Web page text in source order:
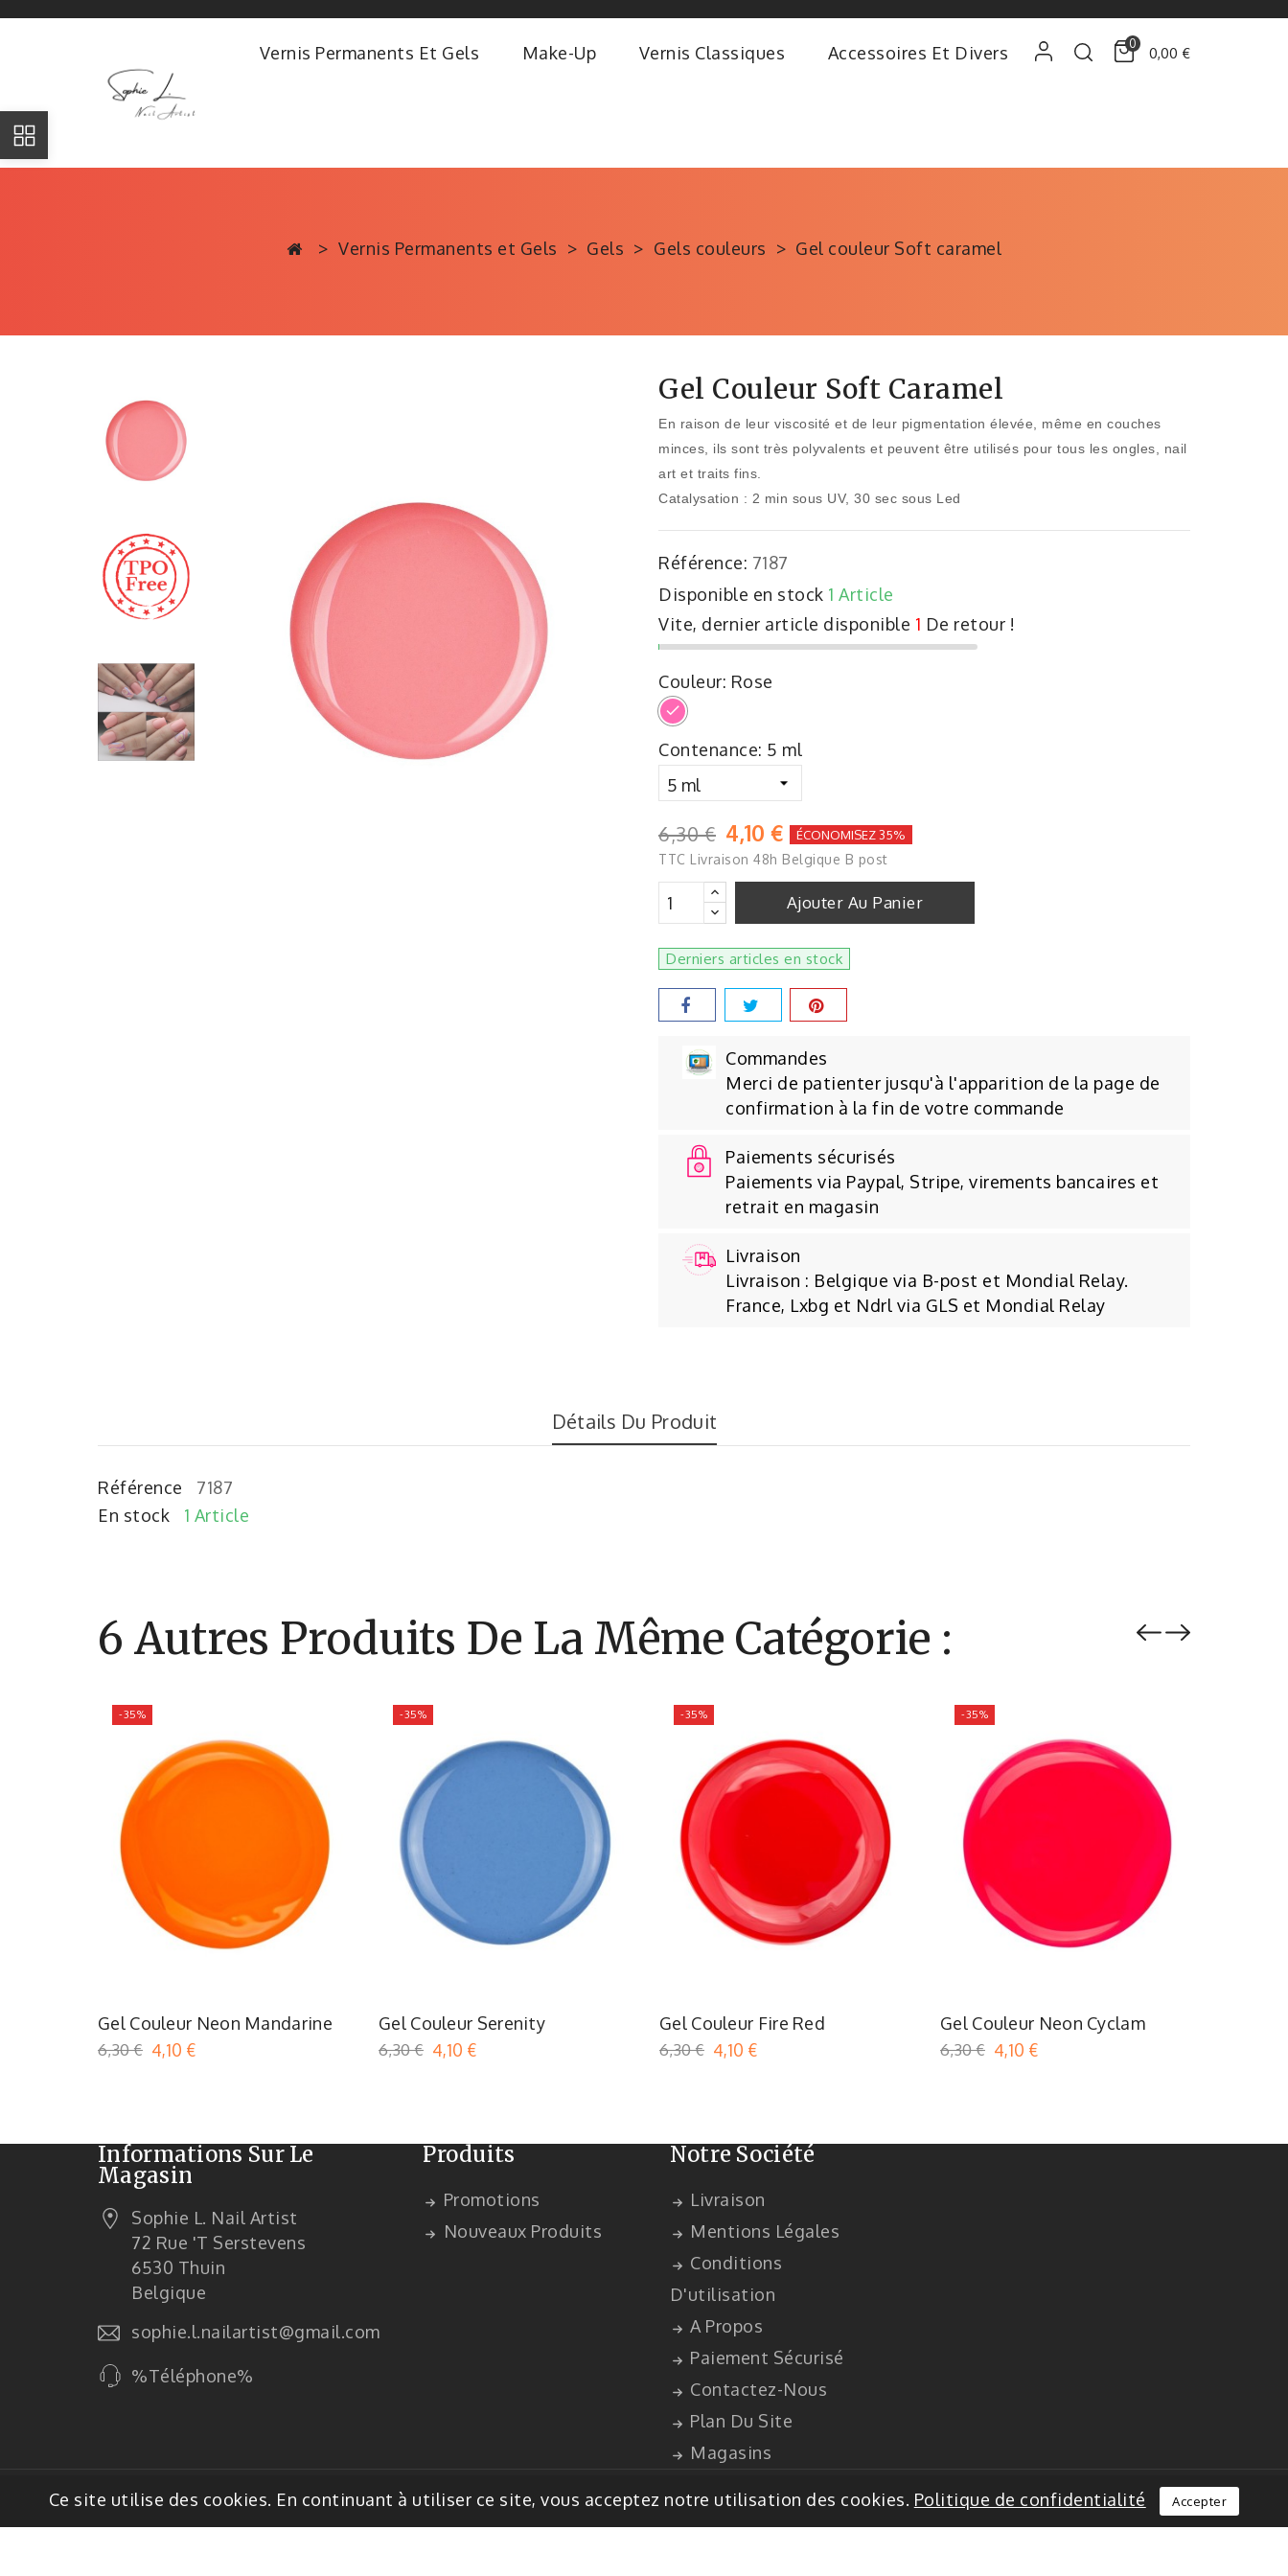
0
0,00 €
Vernis Permanents Et Gels Make-Up Vernis Classiques Accessoires Et Divers
Vernis Permanents et Gels Gels Gels couleurs Gel couleur Soft caramel
Gel Couleur Soft Caramel
En raison de leur viscosité et de leur pigmentation élevée, même en couches
minces, ils sont très polyvalents et peuvent être utilisés pour tous les ongles, nail
art et traits fins.
Catalysation : 2 min sous UV, 30 sec sous Led
Référence: 7187
Disponible en stock 1 Article
Vite, dernier article disponible 1 De retour !
Couleur: Rose
Rose
Contenance: 5 ml
6,30 € 4,10 € ÉCONOMISEZ 35%
TTC Livraison 48h Belgique B post
Ajouter Au Panier
Derniers articles en stock
Commandes
Merci de patienter jusqu'à l'apparition de la page de
confirmation à la fin de votre commande
Paiements sécurisés
Paiements via Paypal, Stripe, virements bancaires et
retrait en magasin
Livraison
Livraison : Belgique via B-post et Mondial Relay.
France, Lxbg et Ndrl via GLS et Mondial Relay
Détails Du Produit
Référence
7187
En stock
1 Article
6 Autres Produits De La Même Catégorie :
-35%
Gel Couleur Neon Mandarine
6,30 € 4,10 €
-35%
Gel Couleur Serenity
6,30 € 4,10 €
-35%
Gel Couleur Fire Red
6,30 € 4,10 €
-35%
Gel Couleur Neon Cyclam
6,30 € 4,10 €
Informations Sur Le
Magasin
Sophie L. Nail Artist
72 Rue 't Serstevens
6530 Thuin
Belgique
sophie.l.nailartist@gmail.com
%Téléphone%
Produits
Promotions
Nouveaux Produits
Notre Société
Livraison
Mentions Légales
Conditions
D'utilisation
A Propos
Paiement Sécurisé
Contactez-Nous
Plan Du Site
Magasins
Ce site utilise des cookies. En continuant à utiliser ce site, vous acceptez notre utilisation des cookies. Politique de confidentialité Accepter
© 2026 - Logiciel de commerce électronique par PrestaShop™